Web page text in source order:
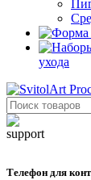
ухода
Телефон для